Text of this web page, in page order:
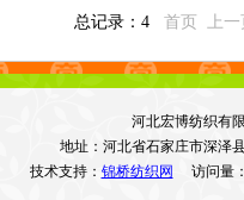
总记录：4 首页 上一
河北宏博纺织有
地址：河北省石家庄市深泽
技术支持： 锦桥纺织网 访问量：